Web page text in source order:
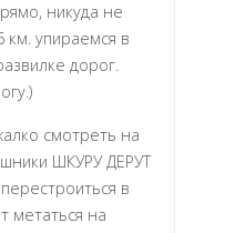
никуда не
км. упираемся в
дорог.
смотреть на
ШКУРУ ДЕРУТ
в
метаться на